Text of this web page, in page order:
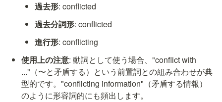
過去形: conflicted
過去分詞形: conflicted
進行形: conflicting
使用上の注意: 動詞として使う場合、"conflict with
..."（〜と矛盾する）という前置詞との組み合わせが典
型的です。"conflicting information"（矛盾する情報）
のように形容詞的にも頻出します。